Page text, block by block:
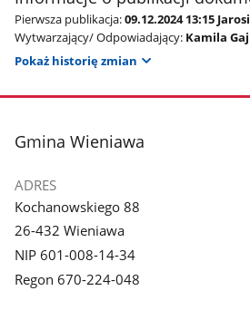
Pierwsza publikacja:09.12.2024 13:15
Wytwarzający/ Odpowiadający: Kamila
Pokaż historię zmian
stopka
Gmina Wieniawa
ADRES
Kochanowskiego 88
26-432 Wieniawa
NIP 601-008-14-34
Regon 670-224-048